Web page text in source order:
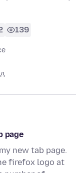
139
page
new tab page.
firefox logo at